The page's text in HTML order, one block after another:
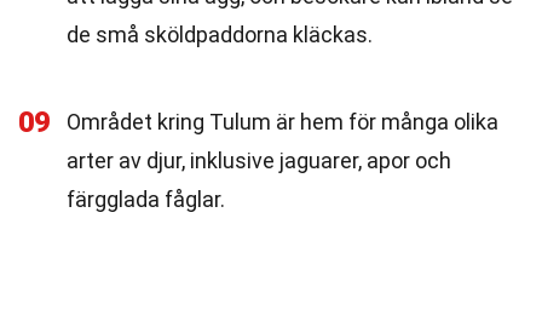
de små sköldpaddorna kläckas.
09
Området kring Tulum är hem för många olika
arter av djur, inklusive jaguarer, apor och
färgglada fåglar.